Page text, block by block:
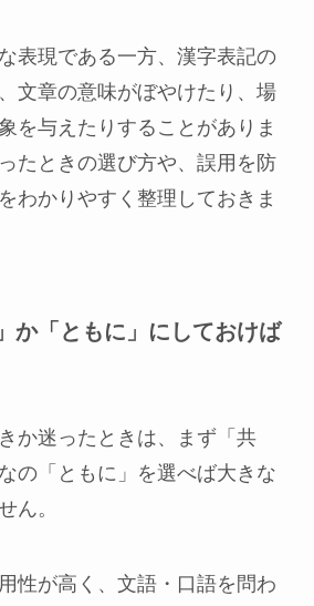
表現である一方、漢字表記の
文章の意味がぼやけたり、場
を与えたりすることがありま
たときの選び方や、誤用を防
わかりやすく整理しておきま
か「ともに」にしておけば
か迷ったときは、まず「共
の「ともに」を選べば大きな
ん。
性が高く、文語・口語を問わ